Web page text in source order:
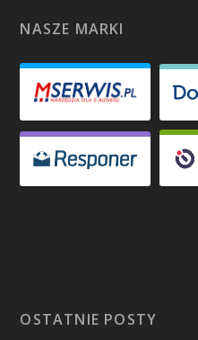
NASZE MARKI
OSTATNIE POSTY